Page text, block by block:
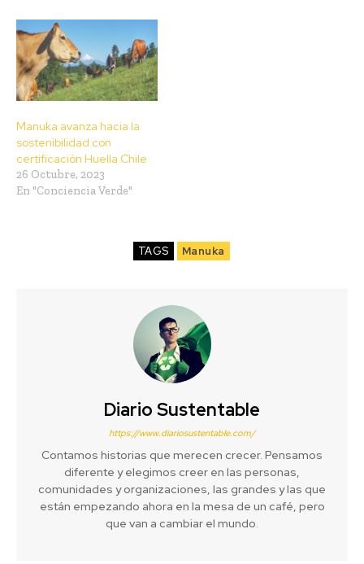
Manuka avanza hacia la
sostenibilidad con
certificación Huella Chile
26 Octubre, 2023
En "Conciencia Verde"
TAGS Manuka
Diario Sustentable
https://www.diariosustentable.com/
Contamos historias que merecen crecer. Pensamos
diferente y elegimos creer en las personas,
comunidades y organizaciones, las grandes y las que
están empezando ahora en la mesa de un café, pero
que van a cambiar el mundo.